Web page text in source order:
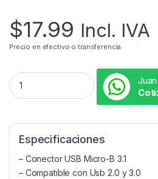
$17.99 Incl. IVA
Precio en efectivo o transferencia
Juan
Especificaciones
– Conector USB Micro-B 3.1
– Compatible con Usb 2.0 y 3.0